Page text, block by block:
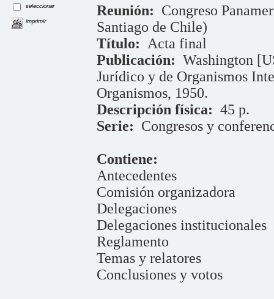
seleccionar
imprimir
Reunión: Congreso
Santiago de Chile)
Título: Acta final
Publicación: Washington
Jurídico y de Organismos
Organismos, 1950.
Descripción física: 45 p.
Serie: Congresos y
Contiene:
Antecedentes
Comisión organizadora
Delegaciones
Delegaciones institucionales
Reglamento
Temas y relatores
Conclusiones y votos